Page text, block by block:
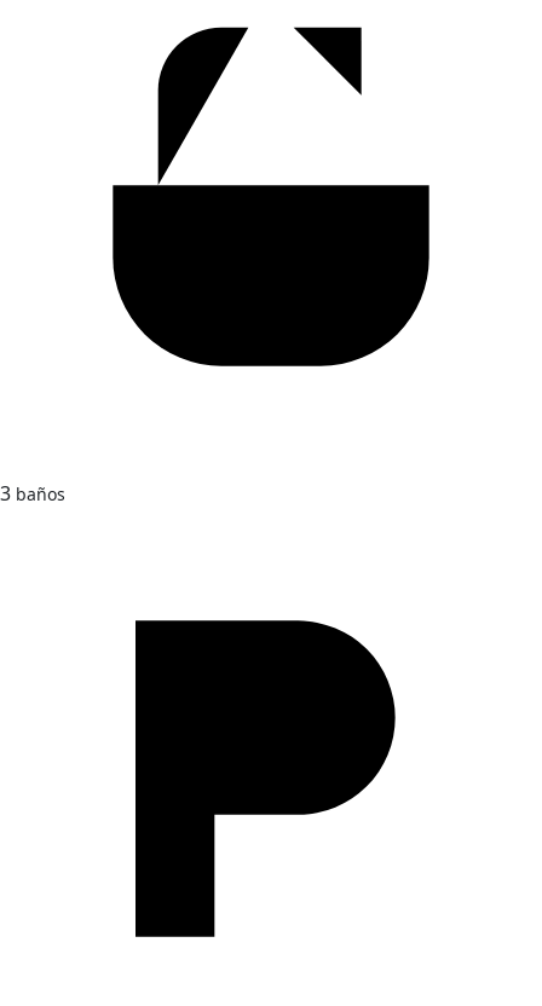
3 baños